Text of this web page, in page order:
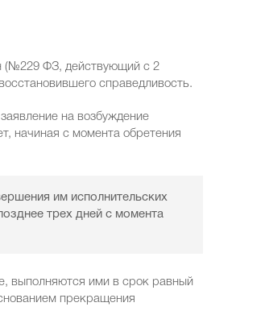
(№229 ФЗ, действующий с 2
справедливость.
на возбуждение
начиная с момента обретения
им исполнительских
трех дней с момента
выполняются ими в срок равный
прекращения